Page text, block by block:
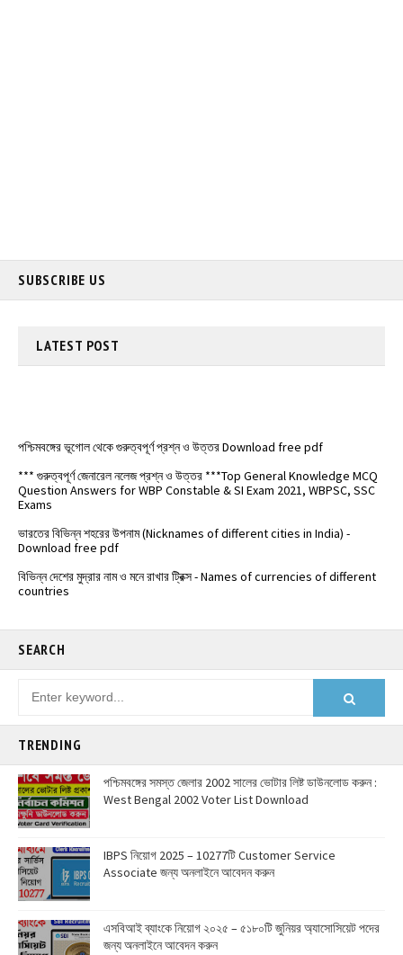
SUBSCRIBE US
LATEST POST
*** গুরুত্বপূর্ণ জেনারেল নলেজ প্রশ্ন ও উত্তর ***Top General Knowledge MCQ
Question Answers for WBP Constable & SI Exam 2021, WBPSC, SSC
Exams
ভারতের বিভিন্ন শহরের উপনাম (Nicknames of different cities in India) -
Download free pdf
বিভিন্ন দেশের মুদ্রার নাম ও মনে রাখার ট্রিক্স - Names of currencies of different
countries
️ভারতের জাতীয় সড়কপথ এর সম্পূর্ণ তালিকা (Free PDF) - List of National
SEARCH
TRENDING
পশ্চিমবঙ্গের সমস্ত জেলার 2002 সালের ভোটার লিষ্ট ডাউনলোড করুন :
West Bengal 2002 Voter List Download
IBPS নিয়োগ 2025 – 10277টি Customer Service
Associate জন্য অনলাইনে আবেদন করুন
এসবিআই ব্যাংকে নিয়োগ ২০২৫ – ৫১৮০টি জুনিয়র অ্যাসোসিয়েট পদের
জন্য অনলাইনে আবেদন করুন